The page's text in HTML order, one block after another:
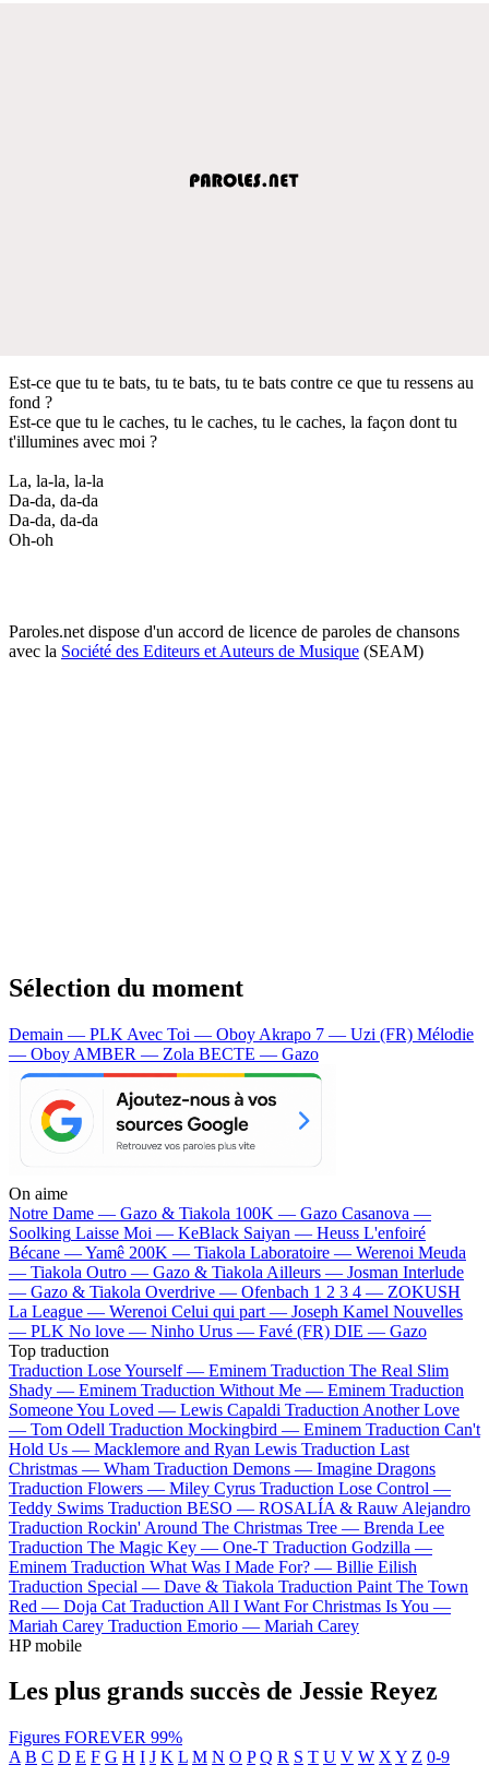
Est-ce que tu te bats, tu te bats, tu te bats contre ce que tu ressens au
fond ?
Est-ce que tu le caches, tu le caches, tu le caches, la façon dont tu
t'illumines avec moi ?
La, la-la, la-la
Da-da, da-da
Da-da, da-da
Oh-oh
Paroles.net dispose d'un accord de licence de paroles de chansons
avec la Société des Editeurs et Auteurs de Musique (SEAM)
Sélection du moment
Demain — PLK Avec Toi — Oboy Akrapo 7 — Uzi (FR) Mélodie
— Oboy AMBER — Zola BECTE — Gazo
On aime
Notre Dame — Gazo & Tiakola 100K — Gazo Casanova —
Soolking Laisse Moi — KeBlack Saiyan — Heuss L'enfoiré
Bécane —Yamê 200K — Tiakola Laboratoire — Werenoi Meuda
— Tiakola Outro — Gazo & Tiakola Ailleurs — Josman Interlude
— Gazo & Tiakola Overdrive — Ofenbach 1 2 3 4 — ZOKUSH
La League — Werenoi Celui qui part — Joseph Kamel Nouvelles
— PLK No love — Ninho Urus — Favé (FR) DIE — Gazo
Top traduction
Traduction Lose Yourself — Eminem Traduction The Real Slim
Shady — Eminem Traduction Without Me — Eminem Traduction
Someone You Loved — Lewis Capaldi Traduction Another Love
— Tom Odell Traduction Mockingbird — Eminem Traduction Can't
Hold Us — Macklemore and Ryan Lewis Traduction Last
Christmas — Wham Traduction Demons — Imagine Dragons
Traduction Flowers — Miley Cyrus Traduction Lose Control —
Teddy Swims Traduction BESO — ROSALÍA & Rauw Alejandro
Traduction Rockin' Around The Christmas Tree — Brenda Lee
Traduction The Magic Key — One-T Traduction Godzilla —
Eminem Traduction What Was I Made For? — Billie Eilish
Traduction Special — Dave & Tiakola Traduction Paint The Town
Red — Doja Cat Traduction All I Want For Christmas Is You —
Mariah Carey Traduction Emorio — Mariah Carey
HP mobile
Les plus grands succès de Jessie Reyez
Figures FOREVER 99%
A B C D E F G H I J K L M N O P Q R S T U V W X Y Z 0-9